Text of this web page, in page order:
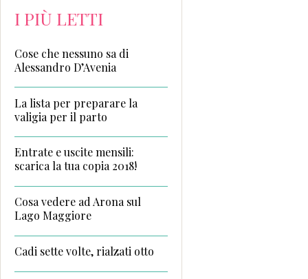
I PIÙ LETTI
Cose che nessuno sa di
Alessandro D’Avenia
La lista per preparare la
valigia per il parto
Entrate e uscite mensili:
scarica la tua copia 2018!
Cosa vedere ad Arona sul
Lago Maggiore
Cadi sette volte, rialzati otto